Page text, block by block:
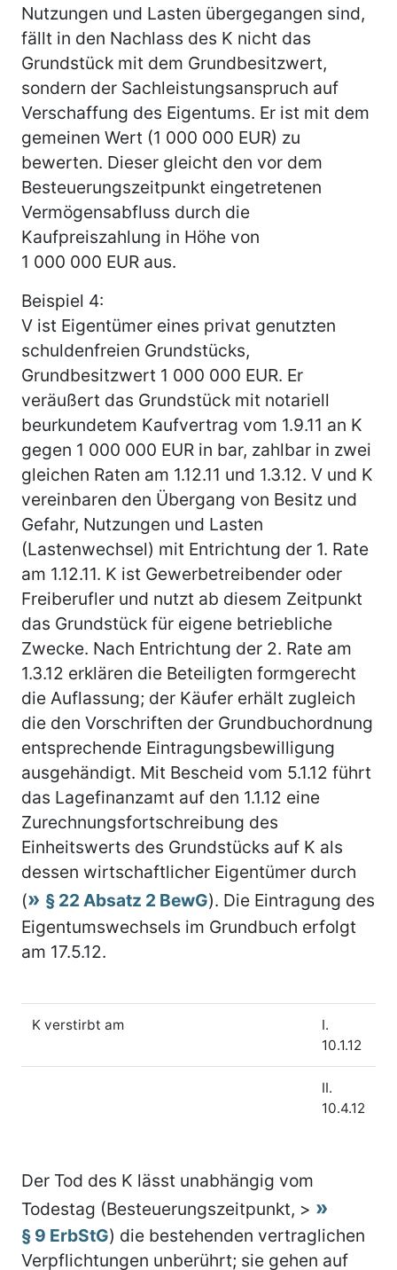
Nutzungen und Lasten übergegangen sind,
fällt in den Nachlass des K nicht das
Grundstück mit dem Grundbesitzwert,
sondern der Sachleistungsanspruch auf
Verschaffung des Eigentums. Er ist mit dem
gemeinen Wert (1 000 000 EUR) zu
bewerten. Dieser gleicht den vor dem
Besteuerungszeitpunkt eingetretenen
Vermögensabfluss durch die
Kaufpreiszahlung in Höhe von
1 000 000 EUR aus.
Beispiel 4:
V ist Eigentümer eines privat genutzten
schuldenfreien Grundstücks,
Grundbesitzwert 1 000 000 EUR. Er
veräußert das Grundstück mit notariell
beurkundetem Kaufvertrag vom 1.9.11 an K
gegen 1 000 000 EUR in bar, zahlbar in zwei
gleichen Raten am 1.12.11 und 1.3.12. V und K
vereinbaren den Übergang von Besitz und
Gefahr, Nutzungen und Lasten
(Lastenwechsel) mit Entrichtung der 1. Rate
am 1.12.11. K ist Gewerbetreibender oder
Freiberufler und nutzt ab diesem Zeitpunkt
das Grundstück für eigene betriebliche
Zwecke. Nach Entrichtung der 2. Rate am
1.3.12 erklären die Beteiligten formgerecht
die Auflassung; der Käufer erhält zugleich
die den Vorschriften der Grundbuchordnung
entsprechende Eintragungsbewilligung
ausgehändigt. Mit Bescheid vom 5.1.12 führt
das Lagefinanzamt auf den 1.1.12 eine
Zurechnungsfortschreibung des
Einheitswerts des Grundstücks auf K als
dessen wirtschaftlicher Eigentümer durch
(
§ 22 Absatz 2 BewG). Die Eintragung des
Eigentumswechsels im Grundbuch erfolgt
am 17.5.12.
K verstirbt am
I.
10.1.12
II.
10.4.12
Der Tod des K lässt unabhängig vom
Todestag (Besteuerungszeitpunkt, >
§ 9 ErbStG) die bestehenden vertraglichen
Verpflichtungen unberührt; sie gehen auf